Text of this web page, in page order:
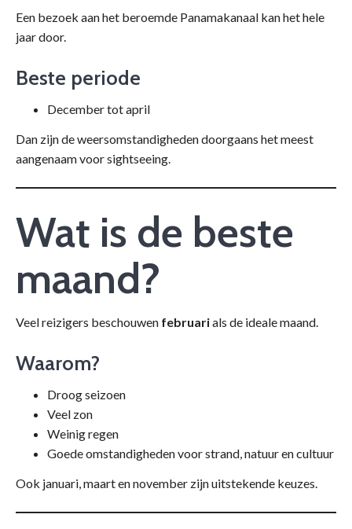
Een bezoek aan het beroemde Panamakanaal kan het hele
jaar door.
Beste periode
December tot april
Dan zijn de weersomstandigheden doorgaans het meest
aangenaam voor sightseeing.
Wat is de beste
maand?
Veel reizigers beschouwen februarials de ideale maand.
Waarom?
Droog seizoen
Veel zon
Weinig regen
Goede omstandigheden voor strand, natuur en cultuur
Ook januari, maart en november zijn uitstekende keuzes.